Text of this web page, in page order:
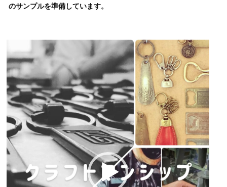
のサンプルを準備しています。
画
プ
レ
ー
ヤ
ー